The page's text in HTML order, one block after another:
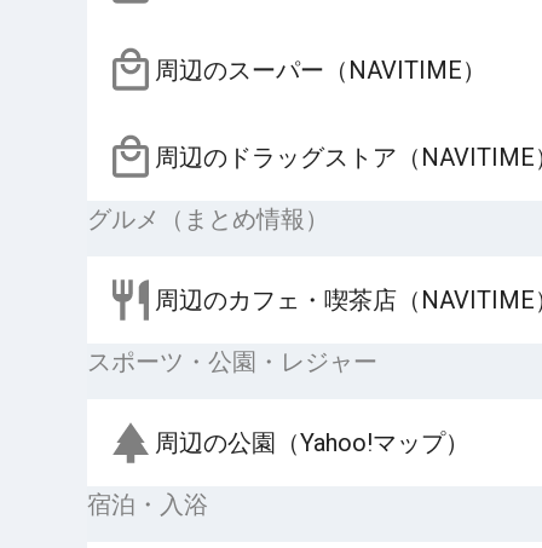
周辺のスーパー（NAVITIME）
周辺のドラッグストア（NAVITIME
グルメ（まとめ情報）
周辺のカフェ・喫茶店（NAVITIME
スポーツ・公園・レジャー
周辺の公園（Yahoo!マップ）
宿泊・入浴